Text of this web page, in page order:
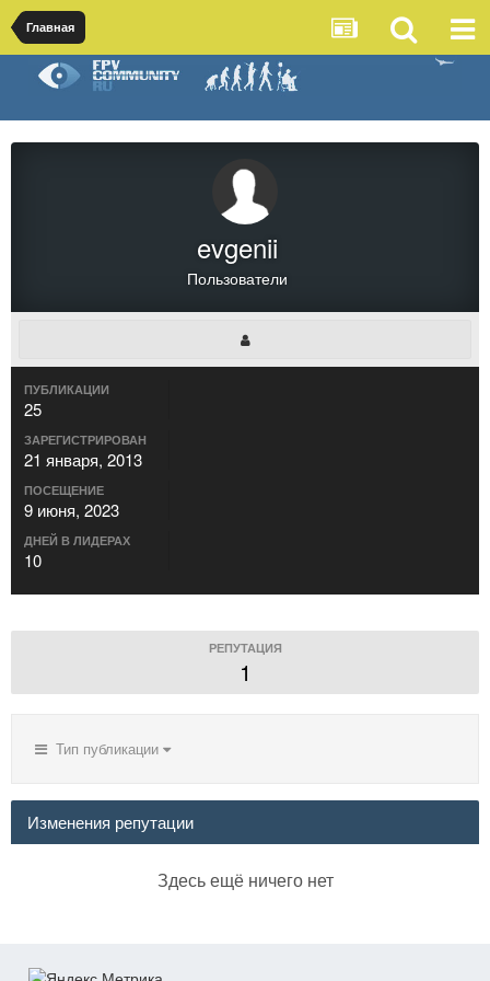
Главная
evgenii
Пользователи
ПУБЛИКАЦИИ
25
ЗАРЕГИСТРИРОВАН
21 января, 2013
ПОСЕЩЕНИЕ
9 июня, 2023
ДНЕЙ В ЛИДЕРАХ
10
РЕПУТАЦИЯ
1
Тип публикации
Изменения репутации
Здесь ещё ничего нет